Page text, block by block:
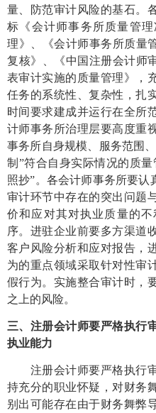
量、防范审计风险的基石。
标《会计师事务所质量管
理》、《会计师事务所质
复核》、《中国注册会计师
表审计实施的质量管理》，
任务的系统性、复杂性，扎
时间要求建成并运行在全所
计师事务所治理层要高度重
事务所自身规模、服务范围
制”符合自身实际情况的质
照抄”。各会计师事务所要认
审计环节中存在的突出问题
价和应对其对执业质量的
序。进驻企业前要多方渠道
客户风险分析和应对报告，
为的重点领域采取针对性审
假行为。实施整合审计时，
之上的风险。
三、注册会计师要严格执行
执业能力
注册会计师要严格执行审
持充分的职业怀疑，对财务
别出可能存在由于财务舞弊